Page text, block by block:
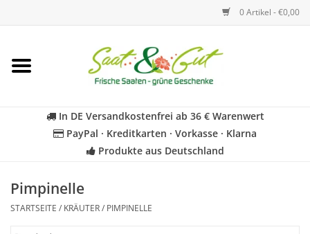
0 Artikel - €0,00
Startseite
Kräuter
In DE Versandkostenfrei ab 36 € Warenwert
PayPal · Kreditkarten · Vorkasse · Klarna
Produkte aus Deutschland
Pimpinelle
STARTSEITE / KRÄUTER/ PIMPINELLE